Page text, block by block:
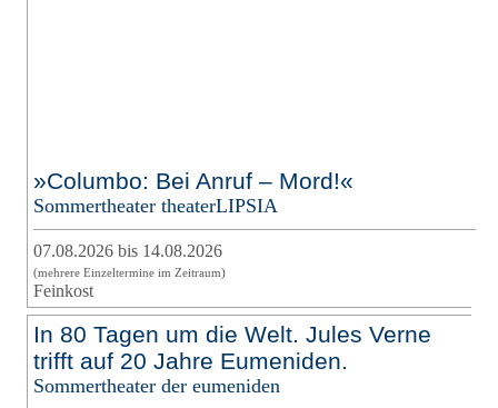
»Columbo: Bei Anruf – Mord!«
Sommertheater theaterLIPSIA
07.08.2026 bis 14.08.2026
(mehrere Einzeltermine im Zeitraum)
Feinkost
In 80 Tagen um die Welt. Jules Verne
trifft auf 20 Jahre Eumeniden.
Sommertheater der eumeniden